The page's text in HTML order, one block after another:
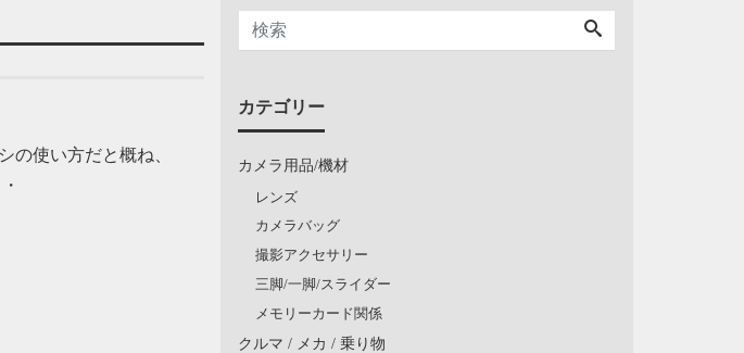
の使い方だと概ね、
カテゴリー
カメラ用品/機材
レンズ
カメラバッグ
撮影アクセサリー
三脚/一脚/スライダー
メモリーカード関係
クルマ / メカ / 乗り物